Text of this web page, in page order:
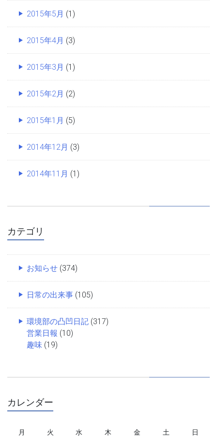
2015年5月 (1)
2015年4月 (3)
2015年3月 (1)
2015年2月 (2)
2015年1月 (5)
2014年12月 (3)
2014年11月 (1)
カテゴリ
お知らせ (374)
日常の出来事 (105)
環境部の凸凹日記 (317)
営業日報 (10)
趣味 (19)
カレンダー
月 火 水 木 金 土
日